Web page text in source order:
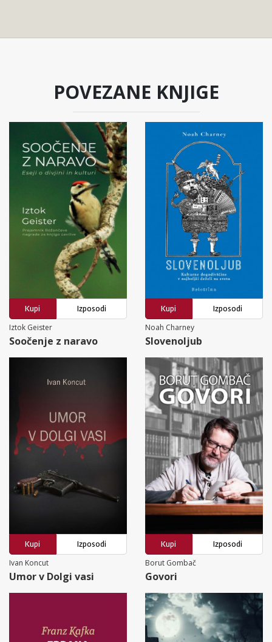
POVEZANE KNJIGE
Kupi
Izposodi
Iztok Geister
Soočenje z naravo
Kupi
Izposodi
Noah Charney
Slovenoljub
Kupi
Izposodi
Ivan Koncut
Umor v Dolgi vasi
Kupi
Izposodi
Borut Gombač
Govori